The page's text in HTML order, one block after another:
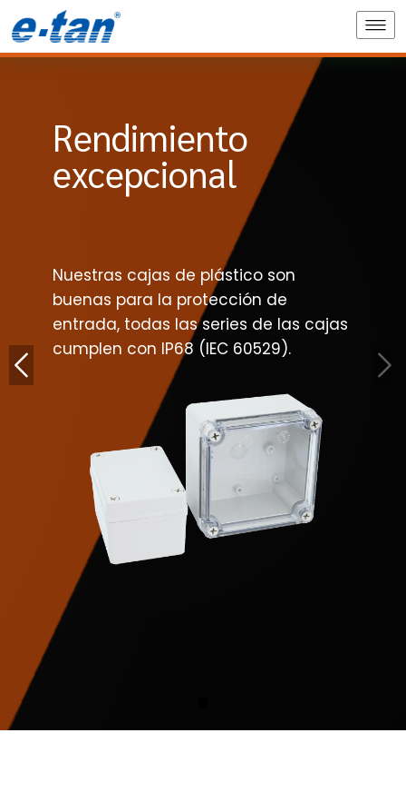
Rendimiento
excepcional
Nuestras cajas de plástico son
buenas para la protección de
entrada, todas las series de las cajas
cumplen con IP68 (IEC 60529).